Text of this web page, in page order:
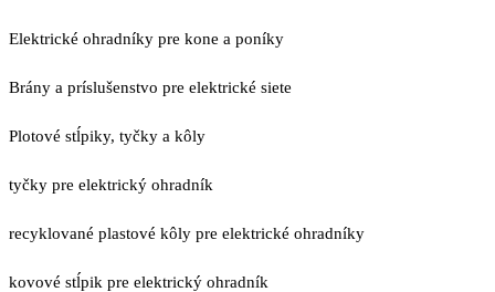
Elektrické ohradníky pre kone a poníky
Brány a príslušenstvo pre elektrické siete
Plotové stĺpiky, tyčky a kôly
tyčky pre elektrický ohradník
recyklované plastové kôly pre elektrické ohradníky
kovové stĺpik pre elektrický ohradník